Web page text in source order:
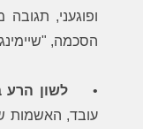
ופוגעני,
הסכמה,
• לשון הרע
עובד, האשמות